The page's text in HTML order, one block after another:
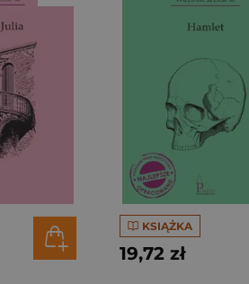
KSIĄŻKA
19,72 zł